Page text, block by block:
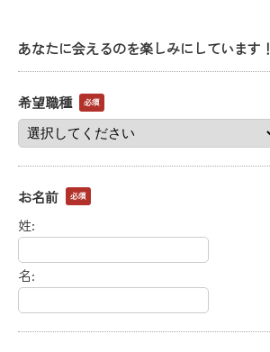
あなたに会えるのを楽しみにしています！
希望職種 必須
お名前 必須
姓:
名: